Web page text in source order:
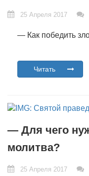
25 Апреля 2017
— Как победить
Читать
— Для чего
молитва?
25 Апреля 2017